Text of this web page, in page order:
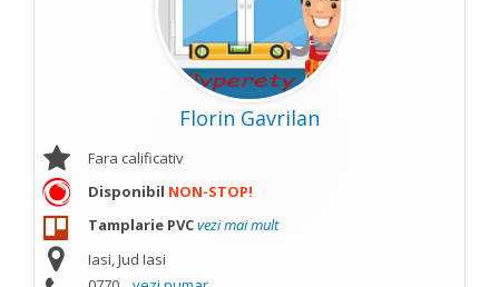
Florin Gavrilan
Fara calificativ
Disponibil NON-STOP!
Tamplarie PVCvezi mai mult
Iasi, Jud Iasi